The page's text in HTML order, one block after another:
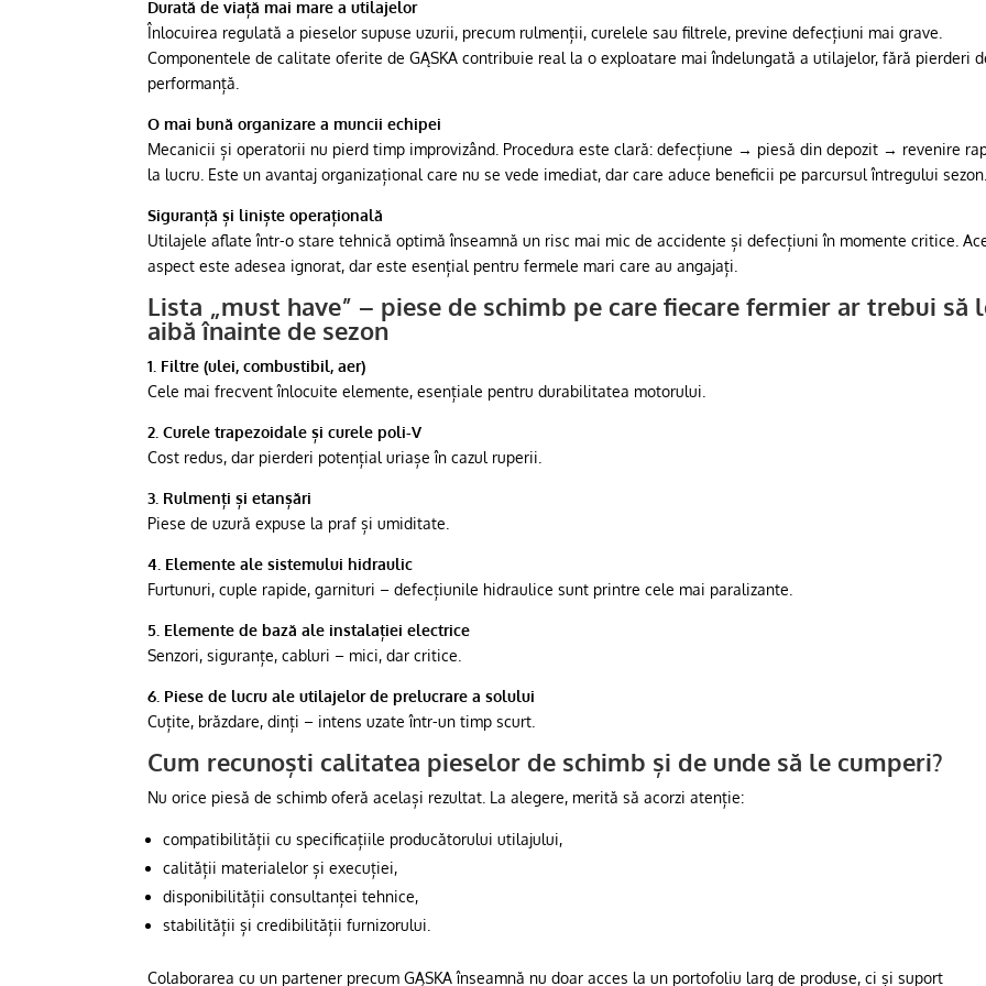
Durată de viață mai mare a utilajelor
Înlocuirea regulată a pieselor supuse uzurii, precum rulmenții, curelele sau filtrele, previne defecțiuni mai grave.
Componentele de calitate oferite de GĄSKA contribuie real la o exploatare mai îndelungată a utilajelor, fără pierderi
performanță.
O mai bună organizare a muncii echipei
Mecanicii și operatorii nu pierd timp improvizând. Procedura este clară: defecțiune → piesă din depozit → revenire
la lucru. Este un avantaj organizațional care nu se vede imediat, dar care aduce beneficii pe parcursul întregului sezon.
Siguranță și liniște operațională
Utilajele aflate într-o stare tehnică optimă înseamnă un risc mai mic de accidente și defecțiuni în momente critice.
aspect este adesea ignorat, dar este esențial pentru fermele mari care au angajați.
Lista „must have” – piese de schimb pe care fiecare fermier ar trebui să
aibă înainte de sezon
1. Filtre (ulei, combustibil, aer)
Cele mai frecvent înlocuite elemente, esențiale pentru durabilitatea motorului.
2. Curele trapezoidale și curele poli-V
Cost redus, dar pierderi potențial uriașe în cazul ruperii.
3. Rulmenți și etanșări
Piese de uzură expuse la praf și umiditate.
4. Elemente ale sistemului hidraulic
Furtunuri, cuple rapide, garnituri – defecțiunile hidraulice sunt printre cele mai paralizante.
5. Elemente de bază ale instalației electrice
Senzori, siguranțe, cabluri – mici, dar critice.
6. Piese de lucru ale utilajelor de prelucrare a solului
Cuțite, brăzdare, dinți – intens uzate într-un timp scurt.
Cum recunoști calitatea pieselor de schimb și de unde să le cumperi?
Nu orice piesă de schimb oferă același rezultat. La alegere, merită să acorzi atenție:
compatibilității cu specificațiile producătorului utilajului,
calității materialelor și execuției,
disponibilității consultanței tehnice,
stabilității și credibilității furnizorului.
Colaborarea cu un partener precum GĄSKA înseamnă nu doar acces la un portofoliu larg de produse, ci și suport